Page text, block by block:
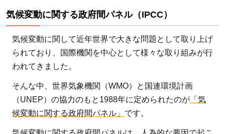
気候変動に関する政府間パネル（IPCC）
気候変動に関して近年世界で大きな問題として取り上げ
られており、国際機関を中心として様々な取り組みが行
われてきました。
そんな中、世界気象機関（WMO）と国連環境計画
（UNEP）の協力のもと1988年に定められたのが 「気
候変動に関する政府間パネル」 です。